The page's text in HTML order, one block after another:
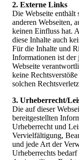
2. Externe Links
Die Webseite enthält
anderen Webseiten,
keinen Einfluss hat.
diese Inhalte auch
Für die Inhalte und
Informationen ist
Webseite
keine
solchen
3. Urheberrecht/
Die auf dieser
bereitgestellten
Urheberrecht und
Vervielfältigung,
und jede Art der
Urheberrechts